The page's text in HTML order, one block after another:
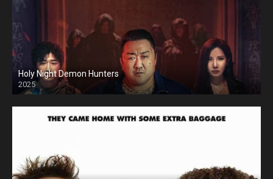
Holy Night Demon Hunters
2025